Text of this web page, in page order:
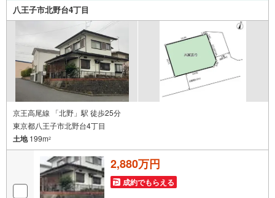
八王子市北野台4丁目
京王高尾線 「北野」駅 徒歩25分
東京都八王子市北野台4丁目
土地199m2
2,880万円
成約でもらえる